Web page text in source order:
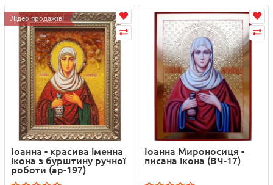
Лідер продажів!
Іоанна - красива іменна
ікона з бурштину ручної
роботи (ар-197)
Іоанна Мироносиця -
писана ікона (ВЧ-17)